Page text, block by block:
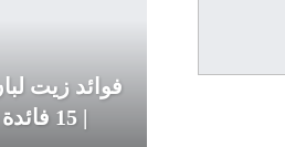
فوائد زيت
| 15 فائدة مذهلة ووصفات…